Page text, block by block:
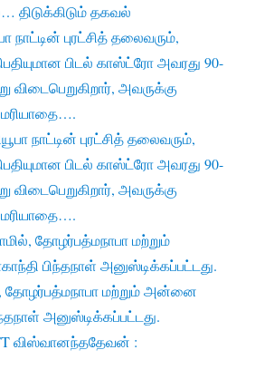
தகவல்
நாட்டின் புரட்சித் தலைவரும்,
பிடல் காஸ்ட்ரோ அவரது 90-
விடைபெறுகிறார், அவருக்கு
நாட்டின் புரட்சித் தலைவரும்,
பிடல் காஸ்ட்ரோ அவரது 90-
விடைபெறுகிறார், அவருக்கு
தோழர்பத்மநாபா மற்றும்
பிந்தநாள் அனுஸ்டிக்கப்பட்டது.
தோழர்பத்மநாபா மற்றும் அன்னை
அனுஸ்டிக்கப்பட்டது.
விஸ்வானந்ததேவன் :